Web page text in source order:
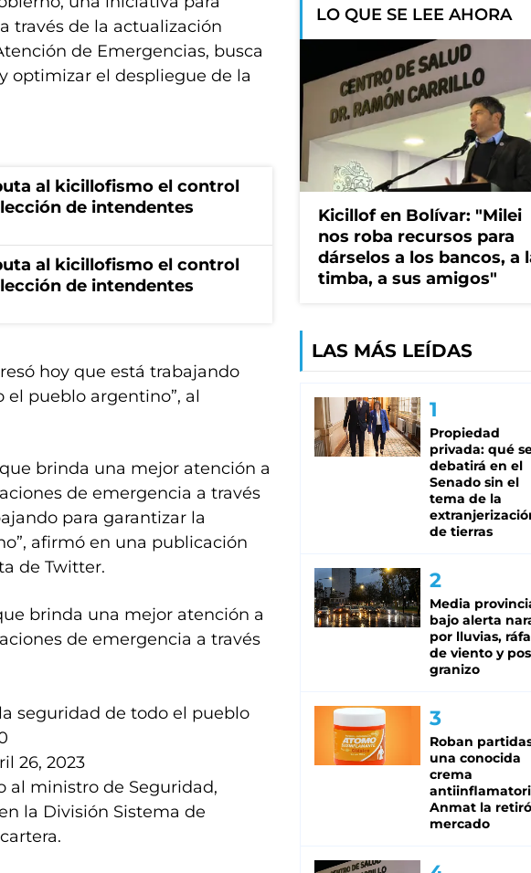
través de la actualización
de Emergencias, busca
optimizar el despliegue de la
al kicillofismo el control
de intendentes
al kicillofismo el control
de intendentes
hoy que está trabajando
el pueblo argentino”, al
brinda una mejor atención a
de emergencia a través
para garantizar la
afirmó en una publicación
de Twitter.
brinda una mejor atención a
de emergencia a través
seguridad de todo el pueblo
26, 2023
al ministro de Seguridad,
la División Sistema de
LO QUE SE LEE AHORA
Kicillof en Bolívar: "Milei
nos roba recursos para
dárselos a los bancos, a
timba, a sus amigos"
LAS MÁS LEÍDAS
Propiedad
privada: qué
debatirá en el
Senado sin el
tema de la
de tierras
Media
bajo alerta
por lluvias,
de viento y
granizo
Roban
una conocida
crema
Anmat la
mercado